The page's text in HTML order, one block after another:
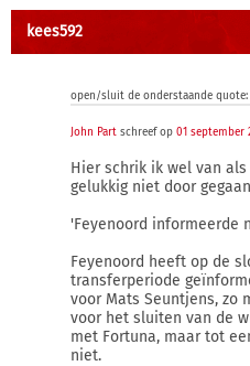
kees592
open/sluit de onderstaande quote:
John Part schreef op 01 september
Hier schrik ik wel van
gelukkig niet door
'Feyenoord informeerde
Feyenoord heeft op de
transferperiode
voor Mats Seuntjens, zo
voor het sluiten van de
met Fortuna, maar tot
niet.